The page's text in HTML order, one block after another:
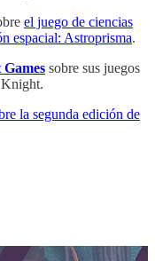
el juego de ciencias
espacial: Astroprisma.
sobre sus juegos
Knight.
la segunda edición de